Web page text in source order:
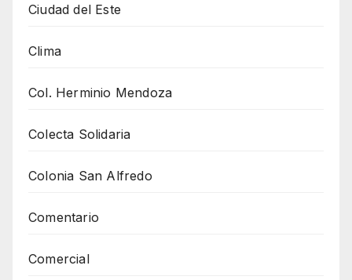
Ciudad del Este
Clima
Col. Herminio Mendoza
Colecta Solidaria
Colonia San Alfredo
Comentario
Comercial